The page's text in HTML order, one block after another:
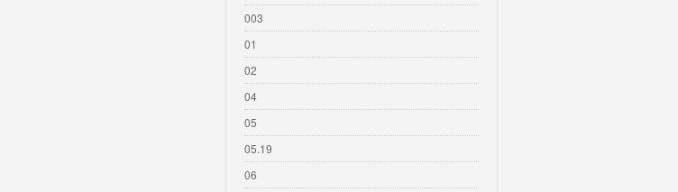
003
01
02
04
05
05.19
06